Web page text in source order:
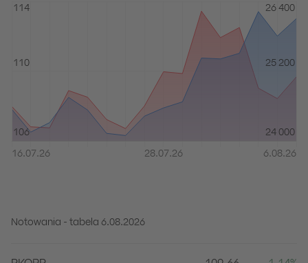
The chart has 2 Y axes displaying Oś Y,
16.07.26 28.07.26 6.08.26
106
110
114
24 000
25 200
26 400
Notowania - tabela 6.08.2026